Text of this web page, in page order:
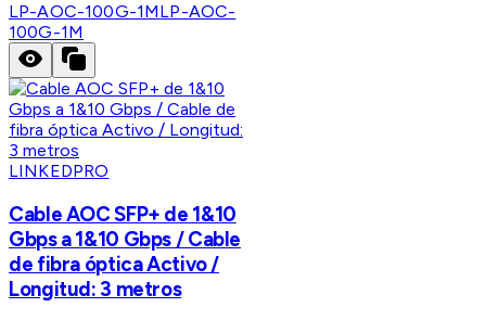
LP-AOC-100G-1MLP-AOC-
100G-1M
LINKEDPRO
Cable AOC SFP+ de 1&10
Gbps a 1&10 Gbps / Cable
de fibra óptica Activo /
Longitud: 3 metros